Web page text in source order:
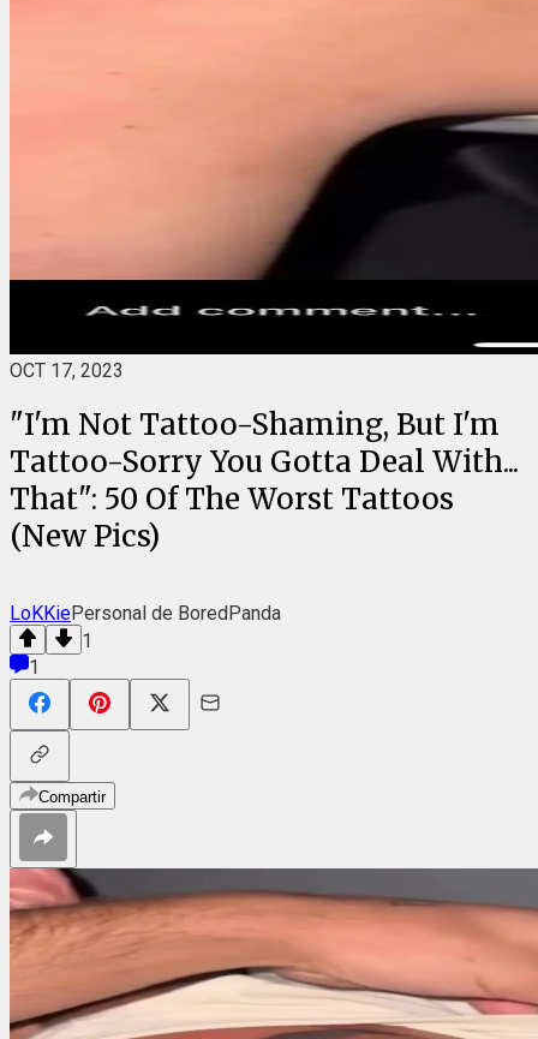
OCT 17, 2023
"I'm Not Tattoo-Shaming, But I'm
Tattoo-Sorry You Gotta Deal With...
That": 50 Of The Worst Tattoos
(New Pics)
LoKKiePersonal de BoredPanda
1
1
Compartir